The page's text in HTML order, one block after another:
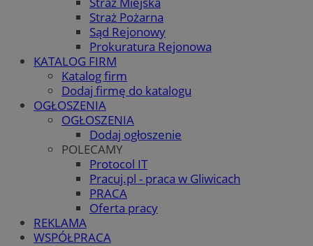
Straż Pożarna
Sąd Rejonowy
Prokuratura Rejonowa
KATALOG FIRM
Katalog firm
Dodaj firmę do katalogu
OGŁOSZENIA
OGŁOSZENIA
Dodaj ogłoszenie
POLECAMY
Protocol IT
Pracuj.pl - praca w Gliwicach
PRACA
Oferta pracy
REKLAMA
WSPÓŁPRACA